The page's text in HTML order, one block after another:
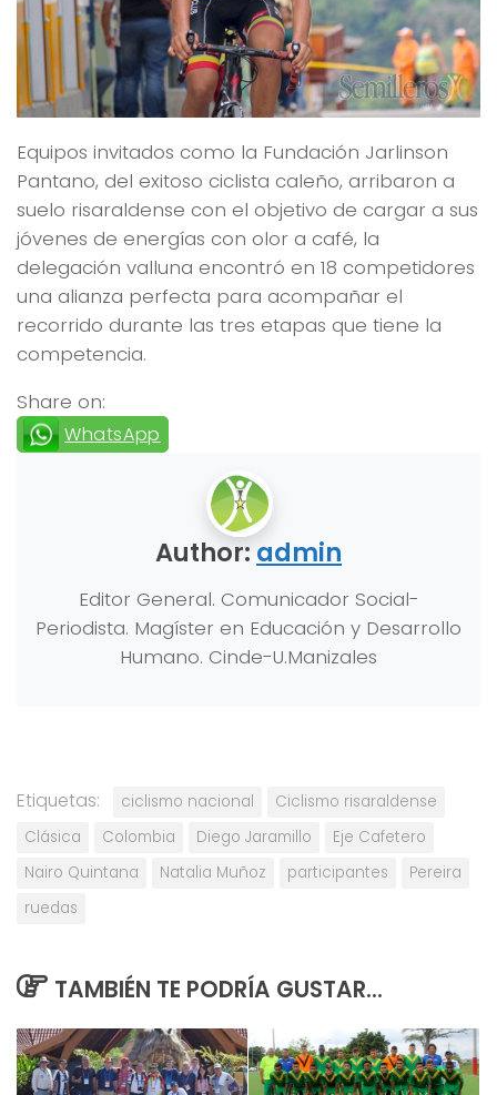
Equipos invitados como la Fundación Jarlinson
Pantano, del exitoso ciclista caleño, arribaron a
suelo risaraldense con el objetivo de cargar a sus
jóvenes de energías con olor a café, la
delegación valluna encontró en 18 competidores
una alianza perfecta para acompañar el
recorrido durante las tres etapas que tiene la
competencia.
Share on:
WhatsApp
Author:admin
Editor General. Comunicador Social-
Periodista. Magíster en Educación y Desarrollo
Humano. Cinde-U.Manizales
Etiquetas: ciclismo nacional
Ciclismo risaraldense
Clásica
Colombia Diego Jaramillo
Eje Cafetero
Nairo Quintana
Natalia Muñoz participantes
Pereira
ruedas
TAMBIÉN TE PODRÍA GUSTAR...